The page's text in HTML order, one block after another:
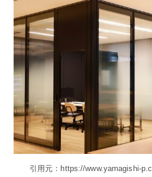
引用元：https://www.yamagishi-